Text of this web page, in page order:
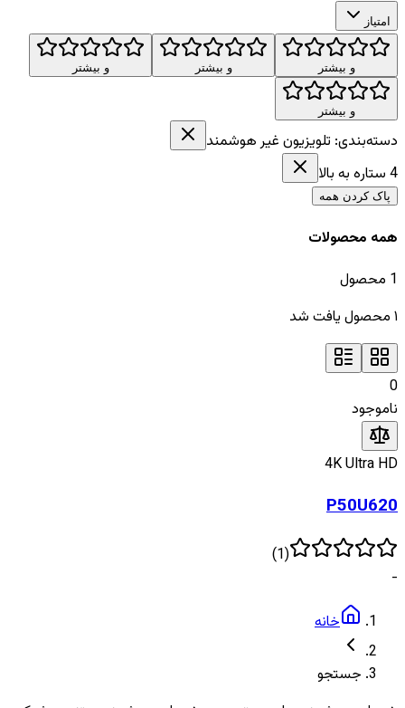
امتیاز
و بیشتر و بیشتر و بیشتر
و بیشتر
دسته‌بندی: تلویزیون غیر هوشمند
4 ستاره به بالا
پاک کردن همه
همه محصولات
1 محصول
۱ محصول یافت شد
0
ناموجود
4K Ultra HD
P50U620
(
1
)
-
خانه
جستجو